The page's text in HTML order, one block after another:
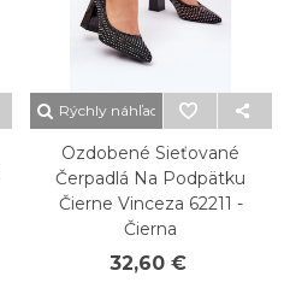
Rýchly náhľad
Ozdobené Sieťované
Čerpadlá Na Podpätku
Čierne Vinceza 62211 -
Čierna
32,60 €